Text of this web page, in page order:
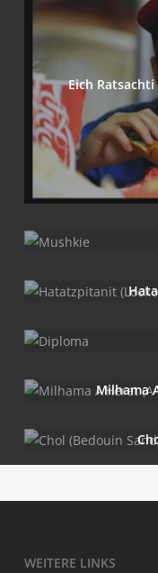
Eich
Mil­ha­ma
WEI­TE­RE LINKS